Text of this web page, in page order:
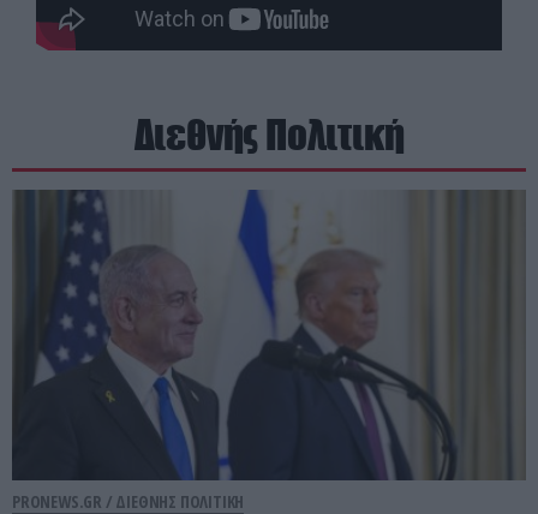
Διεθνής Πολιτική
PRONEWS.GR / ΔΙΕΘΝΗΣ ΠΟΛΙΤΙΚΗ